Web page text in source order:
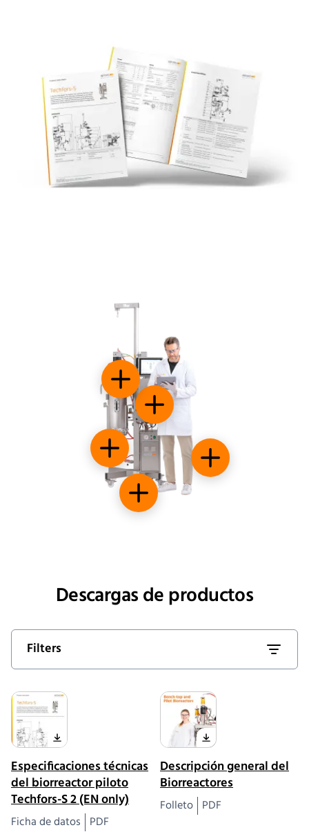
Diseño móvil
Hasta seis bombas integradas
Válvula de cosecha y muestreo Rattiinox
Generación de
Plataforma flexible
Descargas de productos
Filters
Especificaciones técnicas
del biorreactor piloto
Techfors-S 2 (EN only)
Ficha de datos PDF
Descripción general del
Biorreactores
Folleto PDF